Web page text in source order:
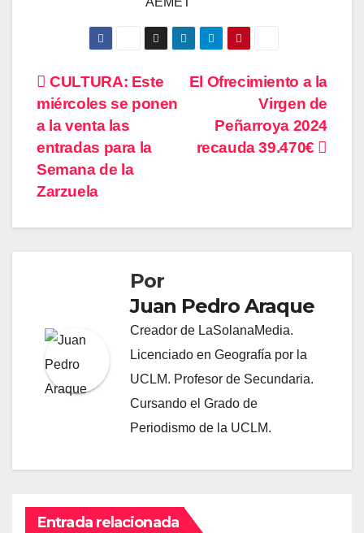
Navegación
de
entradas
El Ofrecimiento a la
Virgen de
Peñarroya 2024
recauda 39.470€
CULTURA: Este
miércoles se ponen
a la venta las
entradas para la
Semana de la
Zarzuela
Por
Juan Pedro Araque
Creador de LaSolanaMedia.
Licenciado en Geografía por la
UCLM. Profesor de Secundaria.
Cursando el Grado de
Periodismo de la UCLM.
Entrada relacionada